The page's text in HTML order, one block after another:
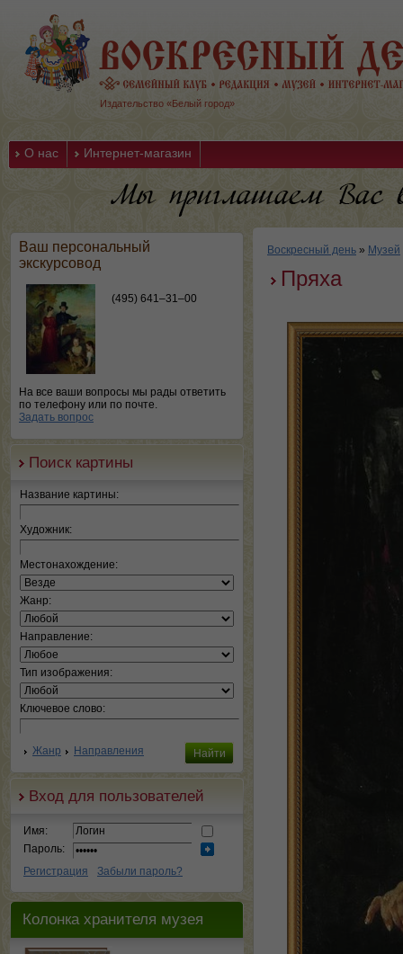
Издательство «Белый город»
О нас Интернет-магазин
Ваш персональный
экскурсовод
(495) 641–31–00
На все ваши вопросы мы рады ответить
по телефону или по почте.
Задать вопрос
Поиск картины
Название картины:
Художник:
Местонахождение:
Жанр:
Направление:
Тип изображения:
Ключевое слово:
Жанр Направления
Вход для пользователей
Имя:
Пароль:
Регистрация
Забыли пароль?
Колонка хранителя музея
Воскресный день » Музей
Пряха